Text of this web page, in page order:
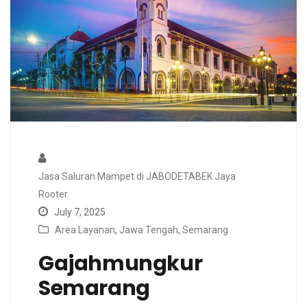
Jasa Saluran Mampet di JABODETABEK Jaya
Rooter
July 7, 2025
Area Layanan, Jawa Tengah, Semarang
Gajahmungkur
Semarang